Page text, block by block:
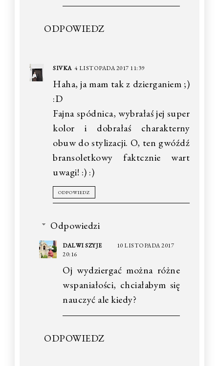
ODPOWIEDZ
SIVKA 4 LISTOPADA 2017 11:39
Haha, ja mam tak z dzierganiem ;)
:D
Fajna spódnica, wybrałaś jej super
kolor i dobrałaś charakterny
obuw do stylizacji. O, ten gwóźdź
bransoletkowy faktcznie wart
uwagi! :) :)
ODPOWIEDZ
Odpowiedzi
DALWI SZYJE
10 LISTOPADA 2017
20:16
Oj wydziergać można różne
wspaniałości, chciałabym się
nauczyć ale kiedy?
ODPOWIEDZ